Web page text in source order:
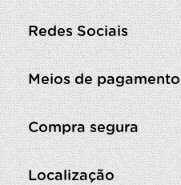
Redes Sociais
Meios de pagamento
Compra segura
Localização